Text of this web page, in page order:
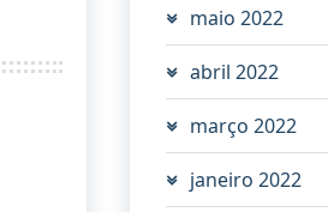
maio 2022
abril 2022
março 2022
janeiro 2022